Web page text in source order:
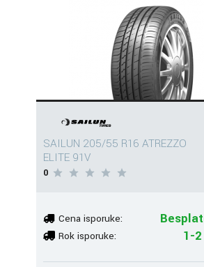
SAILUN 205/55 R16 ATREZZO
ELITE 91V
0
Cena isporuke:
Rok isporuke: 1-